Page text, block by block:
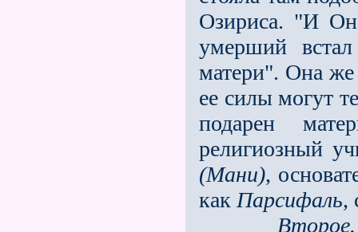
Озириса. "И Он
умерший
матери". Она
ее силы могут
подарен
религиозный
(Мани),
как Парсифаль,